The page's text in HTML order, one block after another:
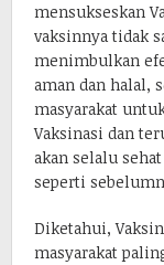
mensukseskan
vaksinnya tidak
menimbulkan
aman dan halal,
masyarakat
Vaksinasi dan
akan selalu
seperti
Diketahui,
masyarakat